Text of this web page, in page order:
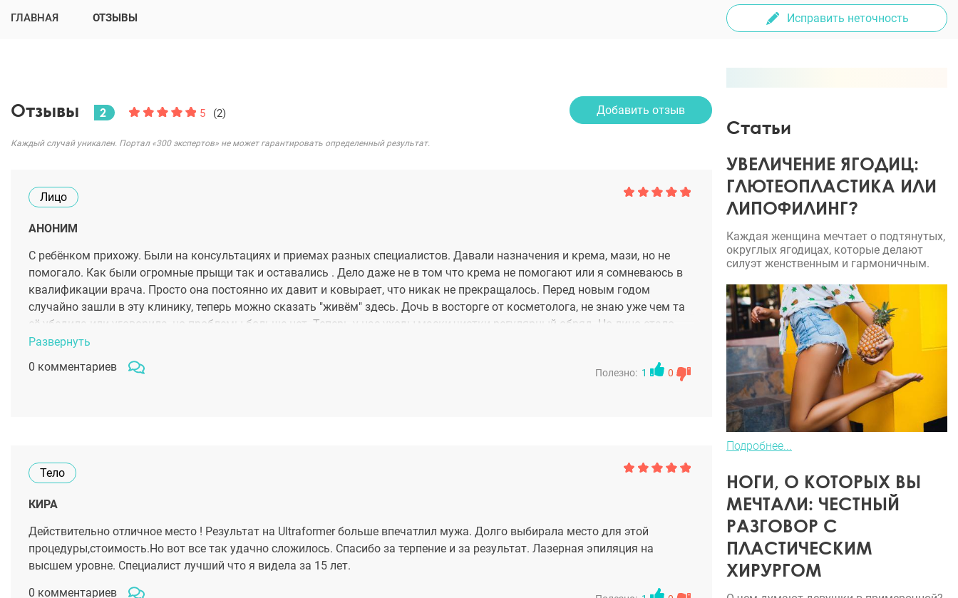
ГЛАВНАЯ ОТЗЫВЫ Исправить неточность
Отзывы 2 5 (2) Добавить отзыв
Каждый случай уникален. Портал «300 экспертов» не может гарантировать определенный результат.
Лицо
АНОНИМ
С ребёнком прихожу. Были на консультациях и приемах разных специалистов. Давали назначения и крема, мази, но не
помогало. Как были огромные прыщи так и оставались . Дело даже не в том что крема не помогают или я сомневаюсь в
квалификации врача. Просто она постоянно их давит и ковырает, что никак не прекращалось. Перед новым годом
случайно зашли в эту клинику, теперь можно сказать "живём" здесь. Дочь в восторге от косметолога, не знаю уже чем та
её убедила или уговорила, но проблемы больше нет. Теперь у нас уходы,маски,чистки регулярный обряд. Но лицо стало
хоть ровнее и без болячек! Дома стало меньше истерек. За кожу благодарность от дочери, за тишину дома от меня.
Развернуть
0 комментариев
Полезно: 1 0
Тело
КИРА
Действительно отличное место ! Результат на Ultraformer больше впечатлил мужа. Долго выбирала место для этой
процедуры,стоимость.Но вот все так удачно сложилось. Спасибо за терпение и за результат. Лазерная эпиляция на
высшем уровне. Специалист лучший что я видела за 15 лет.
0 комментариев
Статьи
УВЕЛИЧЕНИЕ ЯГОДИЦ:
ГЛЮТЕОПЛАСТИКА ИЛИ
ЛИПОФИЛИНГ?
Каждая женщина мечтает о подтянутых,
округлых ягодицах, которые делают
силуэт женственным и гармоничным.
Подробнее...
НОГИ, О КОТОРЫХ ВЫ
МЕЧТАЛИ: ЧЕСТНЫЙ
РАЗГОВОР С
ПЛАСТИЧЕСКИМ
ХИРУРГОМ